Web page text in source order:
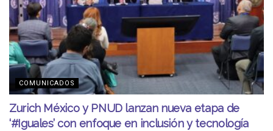
COMUNICADOS
Zurich México y PNUD lanzan nueva etapa de
‘#Iguales’ con enfoque en inclusión y tecnología